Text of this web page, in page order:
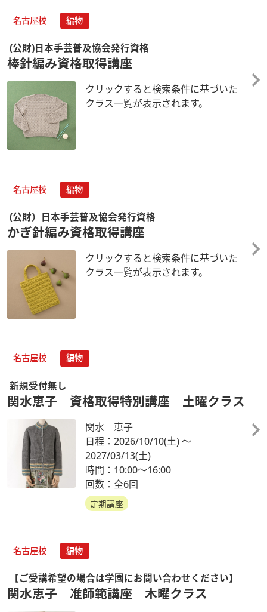
名古屋校 編物
(公財)日本手芸普及協会発行資格
棒針編み資格取得講座
クリックすると検索条件に基づいた
クラス一覧が表示されます。
名古屋校 編物
(公財）日本手芸普及協会発行資格
かぎ針編み資格取得講座
クリックすると検索条件に基づいた
クラス一覧が表示されます。
名古屋校 編物
新規受付無し
関水恵子 資格取得特別講座 土曜クラス
関水 恵子
日程：2026/10/10(土)～
2027/03/13(土)
時間：10:00～16:00
回数：全6回
定期講座
名古屋校 編物
【ご受講希望の場合は学園にお問い合わせください】
関水恵子 准師範講座 木曜クラス